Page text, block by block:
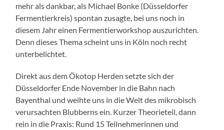
mehr als dankbar, als Michael Bonke (Düsseldorfer
Fermentierkreis) spontan zusagte, bei uns noch in
diesem Jahr einen Fermentierworkshop auszurichten.
Denn dieses Thema scheint uns in Köln noch recht
unterbelichtet.
Direkt aus dem Ökotop Herden setzte sich der
Düsseldorfer Ende November in die Bahn nach
Bayenthal und weihte uns in die Welt des mikrobisch
verursachten Blubberns ein. Kurzer Theorieteil, dann
rein in die Praxis: Rund 15 Teilnehmerinnen und